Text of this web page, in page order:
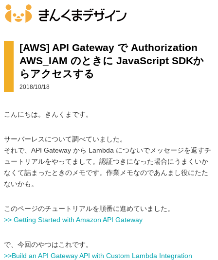
[AWS] API Gateway で Authorization
AWS_IAM のときに JavaScript SDKか
らアクセスする
2018/10/18
こんにちは。きんくまです。
サーバーレスについて調べていました。
それで、API Gateway から Lambda につないでメッセージを返すチ
ュートリアルをやってまして。認証つきになった場合にうまくいか
なくて詰まったときのメモです。作業メモなのであんまし役にたた
ないかも。
このページのチュートリアルを順番に進めていました。
>> Getting Started with Amazon API Gateway
で、今回のやつはこれです。
>>Build an API Gateway API with Custom Lambda Integration